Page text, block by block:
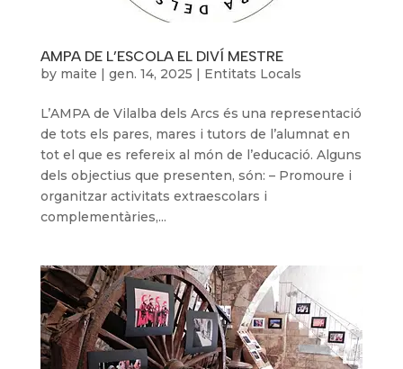
AMPA DE L’ESCOLA EL DIVÍ MESTRE
by maite | gen. 14, 2025 | Entitats Locals
L’AMPA de Vilalba dels Arcs és una representació
de tots els pares, mares i tutors de l’alumnat en
tot el que es refereix al món de l’educació. Alguns
dels objectius que presenten, són: – Promoure i
organitzar activitats extraescolars i
complementàries,...